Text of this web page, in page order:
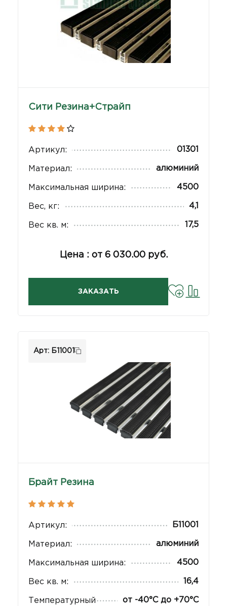
Сити Резина+Страйп
Артикул: 01301
Материал: алюминий
Максимальная ширина: 4500
Вес, кг: 4,1
Вес кв. м: 17,5
Цена : от 6 030.00 руб.
ЗАКАЗАТЬ
Арт: Б11001
Брайт Резина
Артикул: Б11001
Материал: алюминий
Максимальная ширина: 4500
Вес кв. м: 16,4
Температурный от -40°С до +70°С